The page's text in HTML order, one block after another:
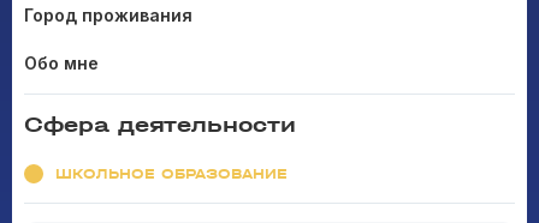
Город проживания
Обо мне
Сфера деятельности
ШКОЛЬНОЕ ОБРАЗОВАНИЕ